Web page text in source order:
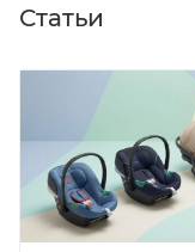
Статьи